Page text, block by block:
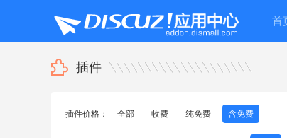
首
插件
插件价格： 全部 收费 纯免费 含免费